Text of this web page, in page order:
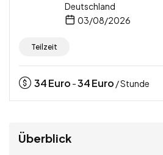
Deutschland
03/08/2026
Teilzeit
34Euro -34Euro / Stunde
Überblick